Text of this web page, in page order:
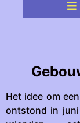
Het idee om
ontstond in juni